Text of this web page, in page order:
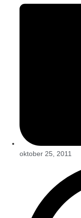
oktober 25, 2011